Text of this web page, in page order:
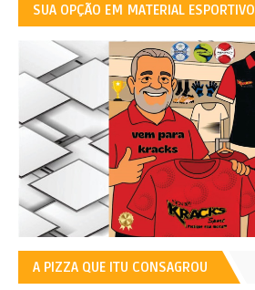
SUA OPÇÃO EM MATERIAL ESPORTIVO
A PIZZA QUE ITU CONSAGROU